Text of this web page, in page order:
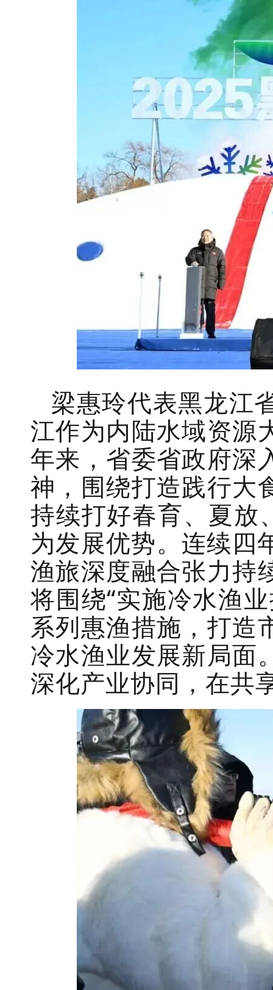
梁惠玲代表黑龙江
江作为内陆水域资源
年来，省委省政府深
神，围绕打造践行大
持续打好春育、夏放
为发展优势。连续四
渔旅深度融合张力持
将围绕“实施冷水渔
系列惠渔措施，打造
冷水渔业发展新局面
深化产业协同，在共